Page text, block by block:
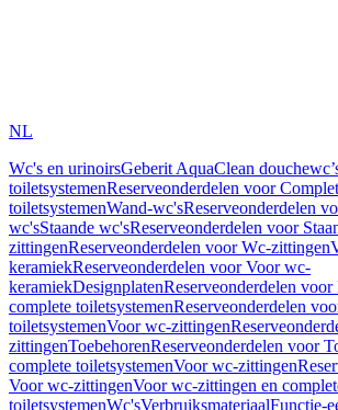
NL
Wc's en urinoirsGeberit AquaClean
toiletsystemenReserveonderdelen voor
toiletsystemenWand-wc'sReserveonderdelen
wc'sStaande wc'sReserveonderdelen voor
zittingenReserveonderdelen voor Wc-zittingen
keramiekReserveonderdelen voor Voor wc-
keramiekDesignplatenReserveonderdelen voor
complete toiletsystemenReserveonderdelen
toiletsystemenVoor wc-zittingen
zittingenToebehorenReserveonderdelen voor
complete toiletsystemenVoor wc-zittingen
Voor wc-zittingenVoor wc-zittingen en
toiletsystemenWc'sVerbruiksmateriaalFunctie-